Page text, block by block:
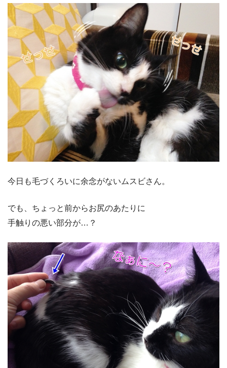
今日も毛づくろいに余念がないムスビさん。
でも、ちょっと前からお尻のあたりに
手触りの悪い部分が…？